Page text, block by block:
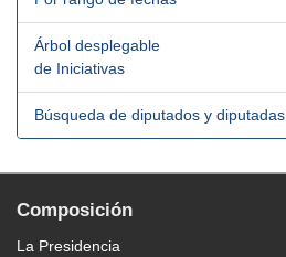
Árbol desplegable
de Iniciativas
Búsqueda de diputados y diputadas
Composición
La Presidencia